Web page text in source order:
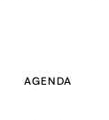
AGENDA